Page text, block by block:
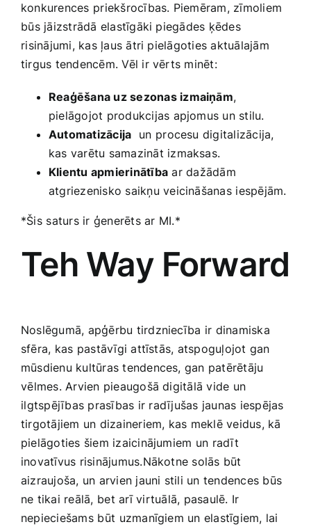
konkurences ⁤priekšrocības. ‌Piemēram, ‍zīmoliem
⁤būs jāizstrādā elastīgāki piegādes ķēdes
⁤risinājumi, kas ļaus ātri pielāgoties aktuālajām
tirgus‌ tendencēm. Vēl ir vērts minēt:
Reaģēšana​ uz sezonas izmaiņām,
pielāgojot produkcijas apjomus un stilu.
Automatizācija ⁢ un ⁤procesu digitalizācija,
kas varētu samazināt izmaksas.
Klientu ‌apmierinātība ar ⁢dažādām
atgriezenisko saikņu veicināšanas ⁢iespējām.
*Šis⁤ saturs ir ģenerēts ⁢ar MI.*
Teh Way ⁢Forward
Noslēgumā, apģērbu tirdzniecība ir ⁤dinamiska
‍sfēra, kas⁢ pastāvīgi‍ attīstās, atspoguļojot gan
mūsdienu kultūras​ tendences, gan patērētāju
⁣vēlmes. Arvien pieaugošā digitālā vide⁣ un
⁤ilgtspējības prasības ir⁤ radījušas jaunas‌ iespējas
tirgotājiem un dizaineriem, kas​ meklē ‍veidus, kā
pielāgoties šiem ​izaicinājumiem un⁤ radīt
inovatīvus risinājumus.Nākotne solās ‌būt‍
aizraujoša, un arvien jauni stili un tendences ‍būs
ne‍ tikai reālā,⁣ bet arī ⁣virtuālā, pasaulē. ⁤Ir
nepieciešams⁣ būt⁢ uzmanīgiem un elastīgiem, ‌lai